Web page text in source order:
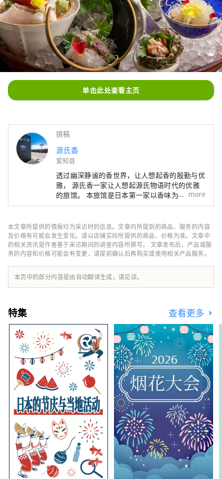
单击此处查看主页
撰稿
源氏香
爱知县
透过幽深静谧的香世界，让人想起香的殷勤与优
雅， 源氏香一家让人想起源氏物语时代的优雅
的旅馆。 本旅馆是日本第一家以香味为主题的
日式旅馆。 唤醒被遗忘的心灵平静。 您的房间
more
本文章所提供的情报均为采访时的信息。文章内所提到的商品、服务的内容
及价格有可能会发生变化。请以店铺实际所提供的商品、价格为准。文章中
的相关资讯是作者基于采访期间的调查内容所撰写。 文章发布后，产品或服
务的内容和价格可能会有变更，请提前确认后再购买或使用相关产品服务。
本页中的部分内容是由自动翻译生成，请见谅。
特集 查看更多